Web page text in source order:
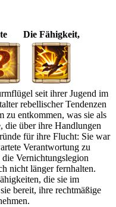
Die Fähigkeit,
seit ihrer Jugend im
rebellischer Tendenzen
zu entkommen, was sie als
die über ihre Handlungen
für ihre Flucht: Sie war
Verantwortung zu
Vernichtungslegion
nicht länger fernhalten.
die sie im
bereit, ihre rechtmäßige